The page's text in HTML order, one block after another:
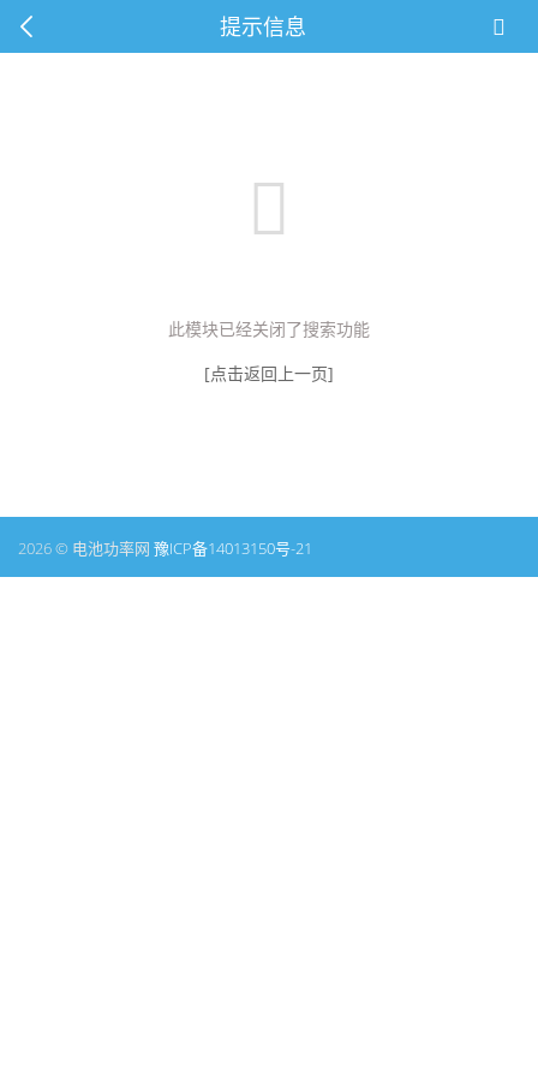
提示信息
此模块已经关闭了搜索功能
[点击返回上一页]
2026 © 电池功率网 豫ICP备14013150号-21